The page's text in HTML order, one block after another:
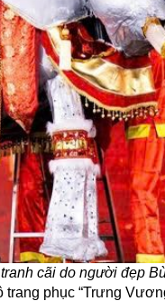
cãi do người đẹp
phục “Trưng